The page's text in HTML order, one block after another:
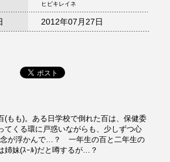
ヒビキレイネ
2012年07月27日
もも)。ある日学校で倒れた百は、保健委
てくる環に戸惑いながらも、少しずつ心
念が浮かんで…？ 一年生の百と二年生の
姉妹(ｽｰﾙ)だと噂するが…？